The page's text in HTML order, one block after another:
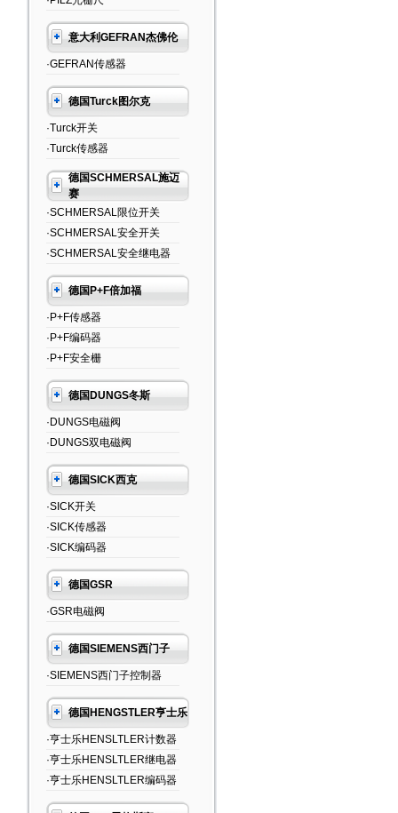
意大利GEFRAN杰佛伦
·GEFRAN传感器
德国Turck图尔克
·Turck开关
·Turck传感器
德国SCHMERSAL施迈
赛
·SCHMERSAL限位开关
·SCHMERSAL安全开关
·SCHMERSAL安全继电器
德国P+F倍加福
·P+F传感器
·P+F编码器
·P+F安全栅
德国DUNGS冬斯
·DUNGS电磁阀
·DUNGS双电磁阀
德国SICK西克
·SICK开关
·SICK传感器
·SICK编码器
德国GSR
·GSR电磁阀
德国SIEMENS西门子
·SIEMENS西门子控制器
德国HENGSTLER亨士乐
·亨士乐HENSLTLER计数器
·亨士乐HENSLTLER继电器
·亨士乐HENSLTLER编码器